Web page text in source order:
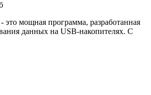
это мощная программа, разработанная
данных на USB-накопителях. С